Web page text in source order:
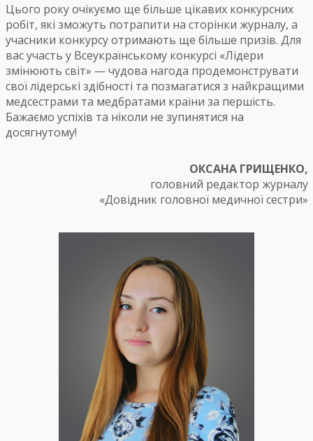
Цього року очікуємо ще більше цікавих конкурсних
робіт, які зможуть потрапити на сторінки журналу, а
учасники конкурсу отримають ще більше призів. Для
вас участь у Всеукраїнському конкурсі «Лідери
змінюють світ» — чудова нагода продемонструвати
свої лідерські здібності та позмагатися з найкращими
медсестрами та медбратами країни за першість.
Бажаємо успіхів та ніколи не зупинятися на
досягнутому!
ОКСАНА ГРИЩЕНКО,
головний редактор журналу
«Довідник головної медичної сестри»